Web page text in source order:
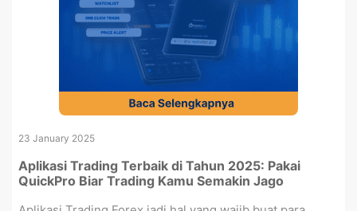
23 January 2025
Aplikasi Trading Terbaik di Tahun 2025: Pakai
QuickPro Biar Trading Kamu Semakin Jago